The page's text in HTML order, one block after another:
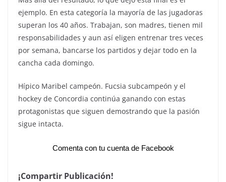
ejemplo. En esta categoría la mayoría de las jugadoras
superan los 40 años. Trabajan, son madres, tienen mil
responsabilidades y aun así eligen entrenar tres veces
por semana, bancarse los partidos y dejar todo en la
cancha cada domingo.
Hípico Maribel campeón. Fucsia subcampeón y el
hockey de Concordia continúa ganando con estas
protagonistas que siguen demostrando que la pasión
sigue intacta.
Comenta con tu cuenta de Facebook
¡Compartir Publicación!